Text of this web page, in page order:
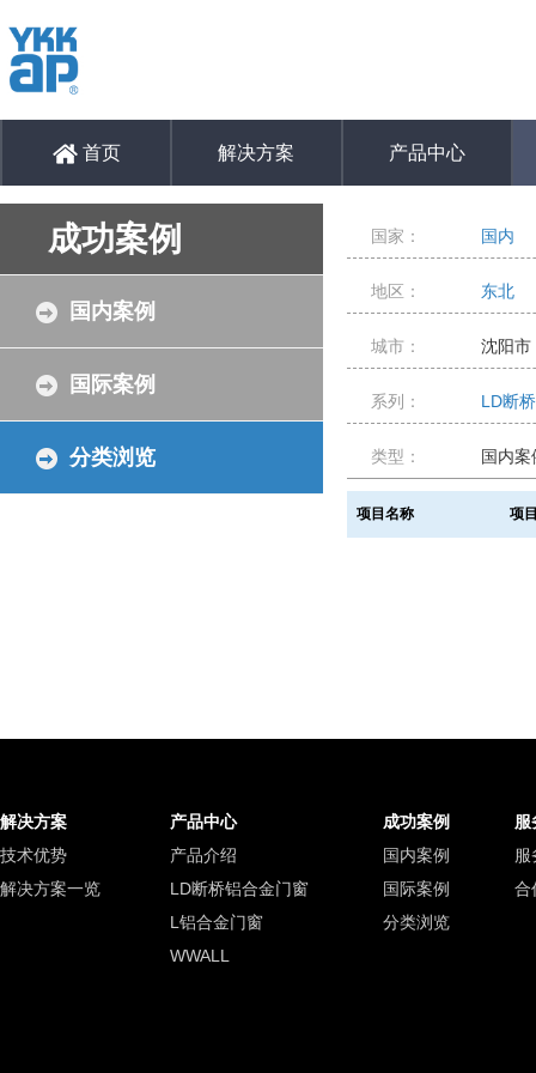
首页 解决方案 产品中心
成功案例
国内案例
国际案例
分类浏览
国家： 国内
地区： 东北
城市： 沈阳市
系列： LD断
类型： 国内案
项目名称 项
解决方案 产品中心 成功案例
服
技术优势
产品介绍 国内案例
服
解决方案一览
LD断桥铝合金门窗 国际案例
合
L铝合金门窗
分类浏览
WWALL